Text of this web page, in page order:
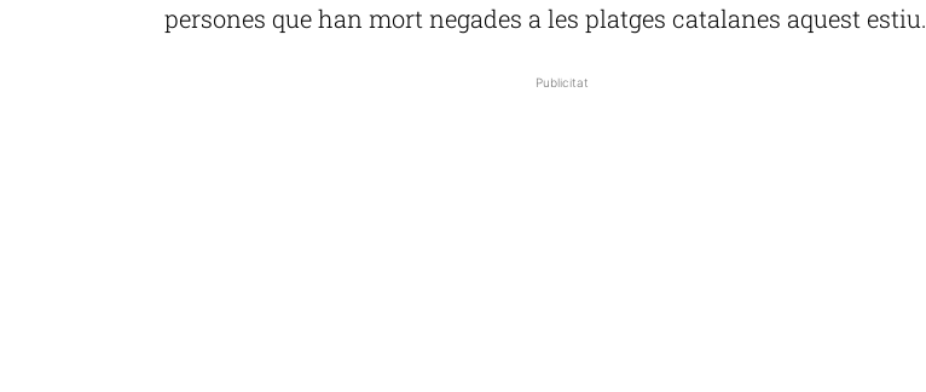
persones que han mort negades a les platges catalanes aquest estiu.
Publicitat